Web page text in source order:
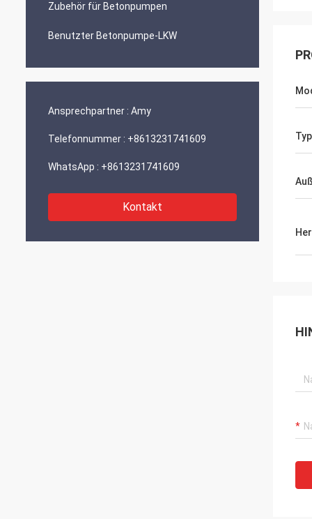
Zubehör für Betonpumpen
Benutzter Betonpumpe-LKW
Ansprechpartner : Amy
Telefonnummer : +8613231741609
WhatsApp : +8613231741609
Kontakt
Typ